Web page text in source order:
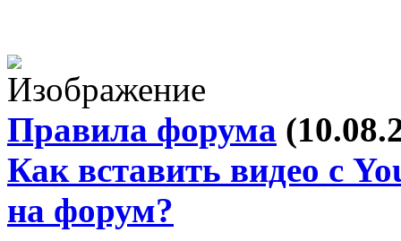
Правила форума
Как вставить видео с
на форум?